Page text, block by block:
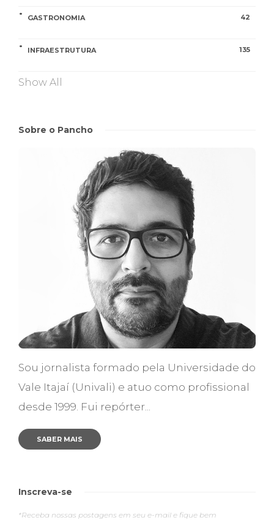
GASTRONOMIA 42
INFRAESTRUTURA 135
Show All
Sobre o Pancho
Sou jornalista formado pela Universidade do
Vale Itajaí (Univali) e atuo como profissional
desde 1999. Fui repórter...
SABER MAIS
Inscreva-se
*Receba nossas postagens em seu e-mail e fique bem